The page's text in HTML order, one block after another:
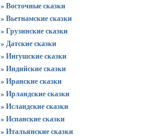
» Восточные сказки
» Вьетнамские сказки
» Грузинские сказки
» Датские сказки
» Ингушские сказки
» Индийские сказки
» Иранские сказки
» Ирландские сказки
» Исландские сказки
» Испанские сказки
» Итальянские сказки